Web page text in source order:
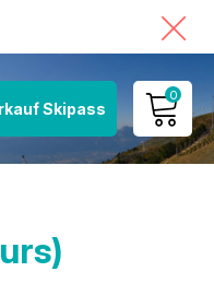
Skipass
0
MEIN KONTO
ANSEHEN